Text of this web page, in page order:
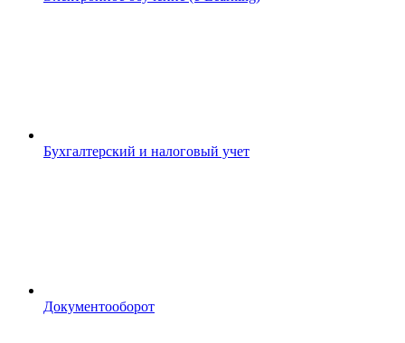
Бухгалтерский и налоговый учет
Документооборот